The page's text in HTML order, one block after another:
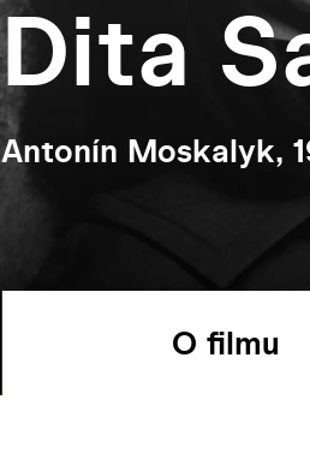
Dita
Antonín Moskalyk,
O filmu